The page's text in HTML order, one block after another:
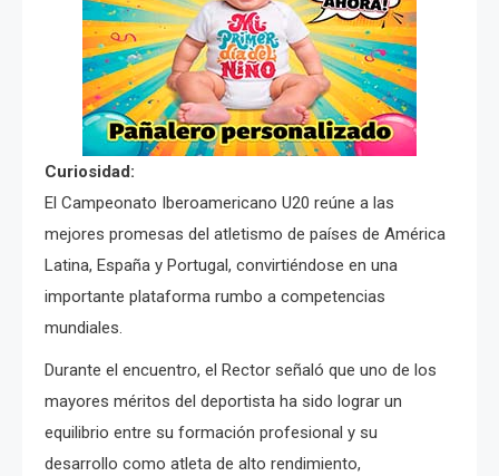
Curiosidad:
El Campeonato Iberoamericano U20 reúne a las
mejores promesas del atletismo de países de América
Latina, España y Portugal, convirtiéndose en una
importante plataforma rumbo a competencias
mundiales.
Durante el encuentro, el Rector señaló que uno de los
mayores méritos del deportista ha sido lograr un
equilibrio entre su formación profesional y su
desarrollo como atleta de alto rendimiento,